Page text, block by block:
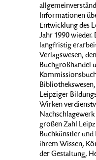
Informationen
Entwicklung des
Jahr 1990
langfristig
Verlagswesen,
Buchgroßhandel
Leipziger
Wirken
großen Zahl
Buchkünstler
ihrem Wissen,
der Gestaltung,